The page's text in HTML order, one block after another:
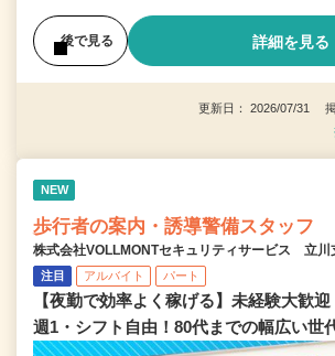
後で見る 詳細を見る
更新日： 2026/07/31
NEW
歩行者の案内・誘導警備スタッフ
株式会社VOLLMONTセキュリティサービス 立川
注目 アルバイト パート
【夜勤で効率よく稼げる】未経験大歓迎
週1・シフト自由！80代までの幅広い世